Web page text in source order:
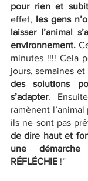
pour rien et
effet, les gens
laisser l’animal
environnement.
minutes !!!! Cela
jours, semaines et
des solutions
s’adapter.
ramènent
ils ne sont pas
de dire haut et
une démarche
RÉFLÉCHIE !”